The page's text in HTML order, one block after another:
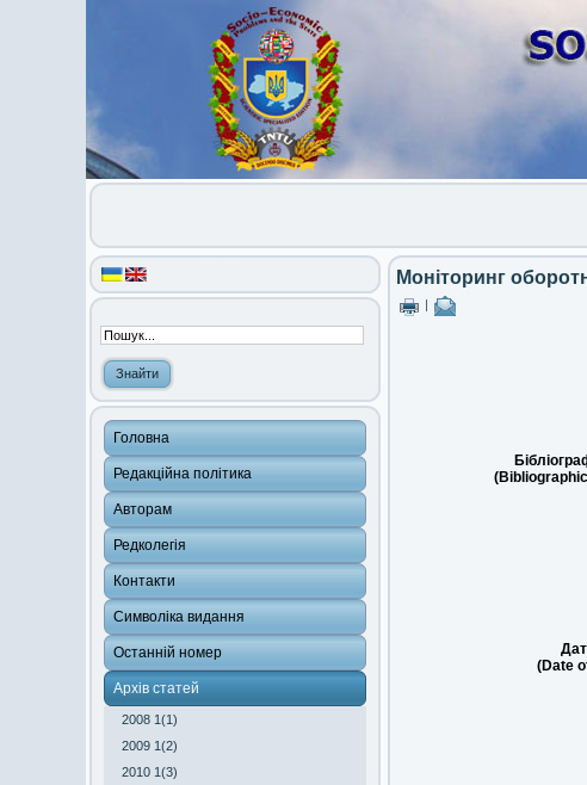
Головна
Редакційна політика
Авторам
Редколегія
Контакти
Символіка видання
Останній номер
Архів статей
2008 1(1)
2009 1(2)
2010 1(3)
Моніторинг
(Date